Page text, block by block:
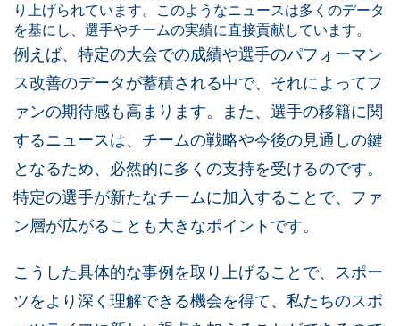
り上げられています。このようなニュースは多くのデータ
を基にし、選手やチームの実績に直接貢献しています。
例えば、特定の大会での成績や選手のパフォーマン
ス改善のデータが蓄積される中で、それによってフ
ァンの期待感も高まります。また、選手の移籍に関
するニュースは、チームの戦略や今後の見通しの鍵
となるため、必然的に多くの支持を受けるのです。
特定の選手が新たなチームに加入することで、ファ
ン層が広がることも大きなポイントです。
こうした具体的な事例を取り上げることで、スポー
ツをより深く理解できる機会を得て、私たちのスポ